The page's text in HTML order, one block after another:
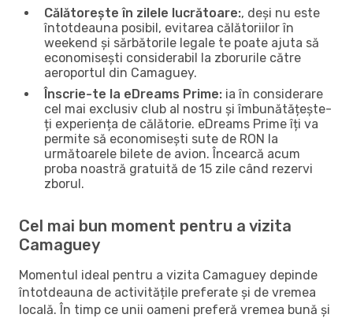
Călătorește în zilele lucrătoare:, deși nu este
întotdeauna posibil, evitarea călătoriilor în
weekend și sărbătorile legale te poate ajuta să
economisești considerabil la zborurile către
aeroportul din Camaguey.
Înscrie-te la eDreams Prime: ia în considerare
cel mai exclusiv club al nostru și îmbunătățește-
ți experiența de călătorie. eDreams Prime îți va
permite să economisești sute de RON la
următoarele bilete de avion. Încearcă acum
proba noastră gratuită de 15 zile când rezervi
zborul.
Cel mai bun moment pentru a vizita
Camaguey
Momentul ideal pentru a vizita Camaguey depinde
întotdeauna de activitățile preferate și de vremea
locală. În timp ce unii oameni preferă vremea bună și